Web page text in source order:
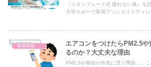
『スタンフォード式 疲れない体』を
大学スポーツ医局アソシエイトディ
健康情報の読み解き・考え方
エアコンをつけたらPM2.5や
るのか？大丈夫な理由
PM2.5や黄砂が外気に漂う季節…。